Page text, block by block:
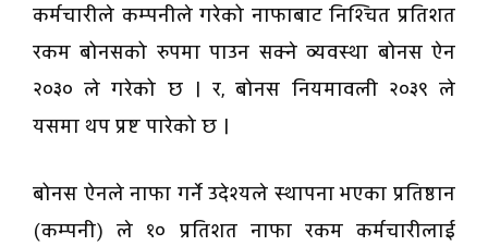
कर्मचारीले कम्पनीले गरेको नाफाबाट निश्चित प्रतिशत
रकम बोनसको रुपमा पाउन सक्ने व्यवस्था बोनस ऐन
२०३० ले गरेको छ । र, बोनस नियमावली २०३९ ले
यसमा थप प्रष्ट पारेको छ ।
बोनस ऐनले नाफा गर्ने उदेश्यले स्थापना भएका प्रतिष्ठान
(कम्पनी) ले १० प्रतिशत नाफा रकम कर्मचारीलाई